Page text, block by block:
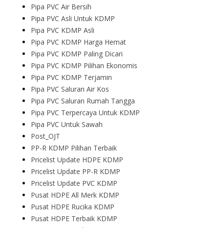
Pipa PVC Air Bersih
Pipa PVC Asli Untuk KDMP
Pipa PVC KDMP Asli
Pipa PVC KDMP Harga Hemat
Pipa PVC KDMP Paling Dicari
Pipa PVC KDMP Pilihan Ekonomis
Pipa PVC KDMP Terjamin
Pipa PVC Saluran Air Kos
Pipa PVC Saluran Rumah Tangga
Pipa PVC Terpercaya Untuk KDMP
Pipa PVC Untuk Sawah
Post_OJT
PP-R KDMP Pilihan Terbaik
Pricelist Update HDPE KDMP
Pricelist Update PP-R KDMP
Pricelist Update PVC KDMP
Pusat HDPE All Merk KDMP
Pusat HDPE Rucika KDMP
Pusat HDPE Terbaik KDMP